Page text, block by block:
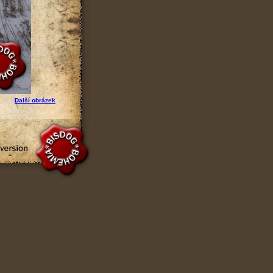
Další obrázek